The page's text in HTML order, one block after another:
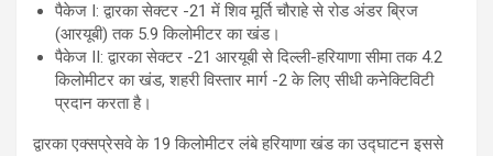
पैकेज I: द्वारका सेक्टर -21 में शिव मूर्ति चौराहे से रोड अंडर ब्रिज
(आरयूबी) तक 5.9 किलोमीटर का खंड।
पैकेज II: द्वारका सेक्टर -21 आरयूबी से दिल्ली-हरियाणा सीमा तक 4.2
किलोमीटर का खंड, शहरी विस्तार मार्ग -2 के लिए सीधी कनेक्टिविटी
प्रदान करता है।
द्वारका एक्सप्रेसवे के 19 किलोमीटर लंबे हरियाणा खंड का उद्घाटन इससे